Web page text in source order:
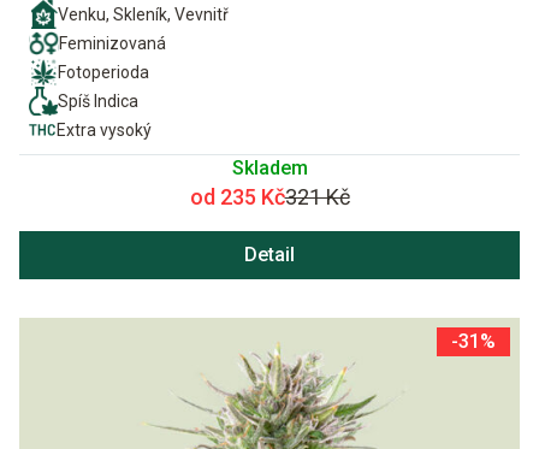
Venku, Skleník, Vevnitř
Feminizovaná
Fotoperioda
Spíš Indica
Extra vysoký
Skladem
od 235 Kč321 Kč
Detail
-31%